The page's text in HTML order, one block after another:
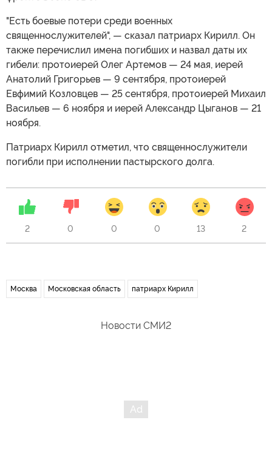
"Есть боевые потери среди военных
священнослужителей", — сказал патриарх Кирилл. Он
также перечислил имена погибших и назвал даты их
гибели: протоиерей Олег Артемов — 24 мая, иерей
Анатолий Григорьев — 9 сентября, протоиерей
Евфимий Козловцев — 25 сентября, протоиерей Михаил
Васильев — 6 ноября и иерей Александр Цыганов — 21
ноября.
Патриарх Кирилл отметил, что священнослужители
погибли при исполнении пастырского долга.
2 0 0 0 13 2
Москва Московская область патриарх Кирилл
Новости СМИ2